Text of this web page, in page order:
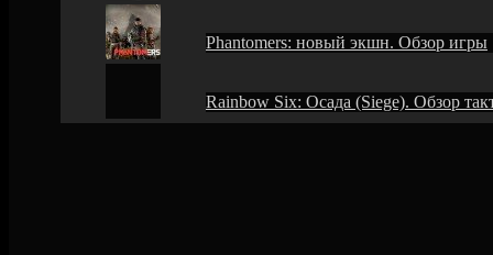
Phantomers: новый экшн. Обзор игры
Rainbow Six: Осада (Siege). Обзор